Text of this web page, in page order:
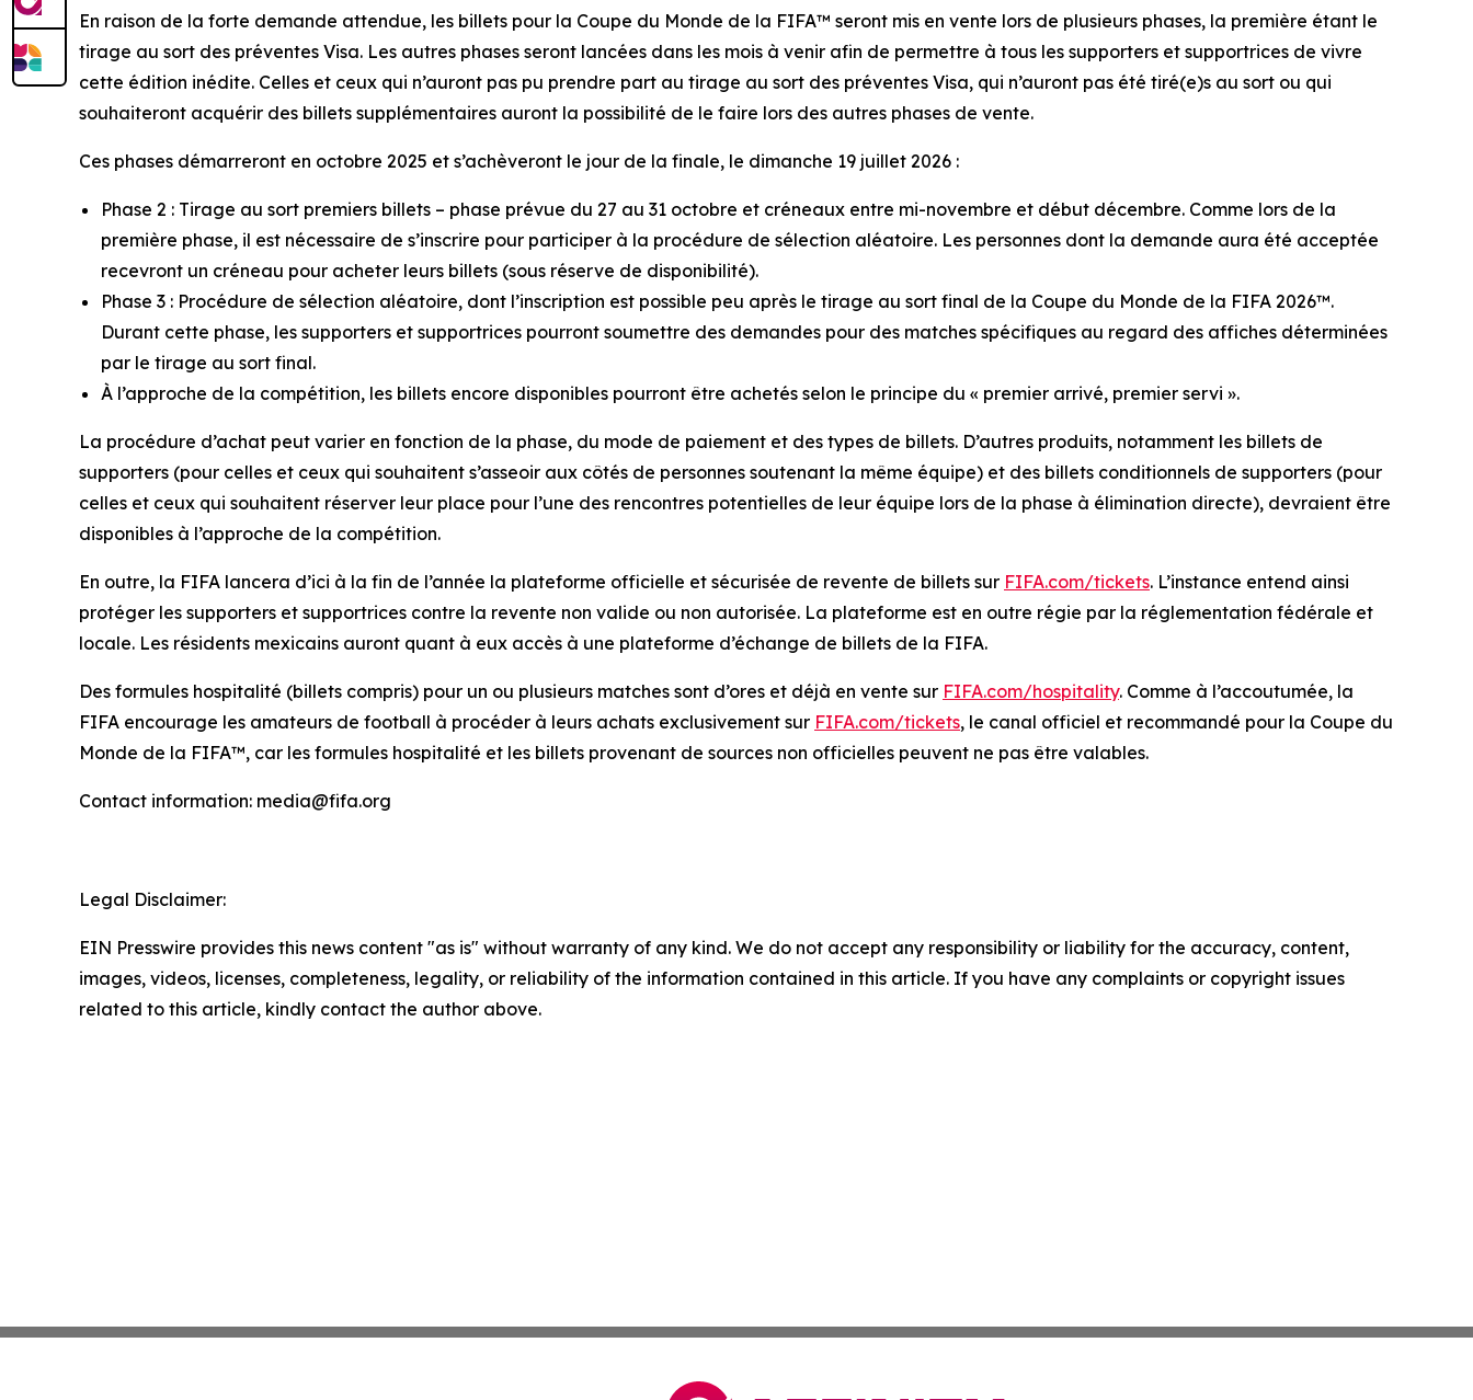
En raison de la forte demande attendue, les billets pour la Coupe du Monde de la FIFA™ seront mis en vente lors de plusieurs phases, la première étant le
tirage au sort des préventes Visa. Les autres phases seront lancées dans les mois à venir afin de permettre à tous les supporters et supportrices de vivre
cette édition inédite. Celles et ceux qui n’auront pas pu prendre part au tirage au sort des préventes Visa, qui n’auront pas été tiré(e)s au sort ou qui
souhaiteront acquérir des billets supplémentaires auront la possibilité de le faire lors des autres phases de vente.
Ces phases démarreront en octobre 2025 et s’achèveront le jour de la finale, le dimanche 19 juillet 2026 :
Phase 2 : Tirage au sort premiers billets – phase prévue du 27 au 31 octobre et créneaux entre mi-novembre et début décembre. Comme lors de la
première phase, il est nécessaire de s’inscrire pour participer à la procédure de sélection aléatoire. Les personnes dont la demande aura été acceptée
recevront un créneau pour acheter leurs billets (sous réserve de disponibilité).
Phase 3 : Procédure de sélection aléatoire, dont l’inscription est possible peu après le tirage au sort final de la Coupe du Monde de la FIFA 2026™.
Durant cette phase, les supporters et supportrices pourront soumettre des demandes pour des matches spécifiques au regard des affiches déterminées
par le tirage au sort final.
À l’approche de la compétition, les billets encore disponibles pourront être achetés selon le principe du « premier arrivé, premier servi ».
La procédure d’achat peut varier en fonction de la phase, du mode de paiement et des types de billets. D’autres produits, notamment les billets de
supporters (pour celles et ceux qui souhaitent s’asseoir aux côtés de personnes soutenant la même équipe) et des billets conditionnels de supporters (pour
celles et ceux qui souhaitent réserver leur place pour l’une des rencontres potentielles de leur équipe lors de la phase à élimination directe), devraient être
disponibles à l’approche de la compétition.
En outre, la FIFA lancera d’ici à la fin de l’année la plateforme officielle et sécurisée de revente de billets sur FIFA.com/tickets. L’instance entend ainsi
protéger les supporters et supportrices contre la revente non valide ou non autorisée. La plateforme est en outre régie par la réglementation fédérale et
locale. Les résidents mexicains auront quant à eux accès à une plateforme d’échange de billets de la FIFA.
Des formules hospitalité (billets compris) pour un ou plusieurs matches sont d’ores et déjà en vente sur FIFA.com/hospitality. Comme à l’accoutumée, la
FIFA encourage les amateurs de football à procéder à leurs achats exclusivement sur FIFA.com/tickets, le canal officiel et recommandé pour la Coupe du
Monde de la FIFA™, car les formules hospitalité et les billets provenant de sources non officielles peuvent ne pas être valables.
Contact information: media@fifa.org
Legal Disclaimer:
EIN Presswire provides this news content "as is" without warranty of any kind. We do not accept any responsibility or liability for the accuracy, content,
images, videos, licenses, completeness, legality, or reliability of the information contained in this article. If you have any complaints or copyright issues
related to this article, kindly contact the author above.